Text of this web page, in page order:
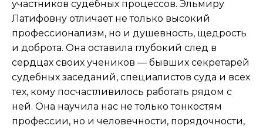
участников судебных процессов. Эльмиру
Латифовну отличает не только высокий
профессионализм, но и душевность, щедрость
и доброта. Она оставила глубокий след в
сердцах своих учеников — бывших секретарей
судебных заседаний, специалистов суда и всех
тех, кому посчастливилось работать рядом с
ней. Она научила нас не только тонкостям
профессии, но и человечности, порядочности,